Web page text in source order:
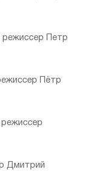
режиссер Петр
Пётр
Дмитрий